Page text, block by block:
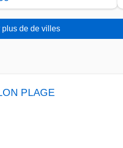
plus de de villes
PLAGE